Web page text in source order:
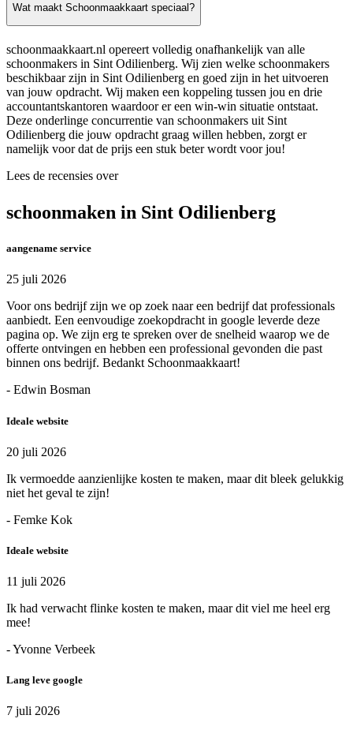
Wat maakt Schoonmaakkaart speciaal?
schoonmaakkaart.nl opereert volledig onafhankelijk van alle
schoonmakers in Sint Odilienberg. Wij zien welke schoonmakers
beschikbaar zijn in Sint Odilienberg en goed zijn in het uitvoeren
van jouw opdracht. Wij maken een koppeling tussen jou en drie
accountantskantoren waardoor er een win-win situatie ontstaat.
Deze onderlinge concurrentie van schoonmakers uit Sint
Odilienberg die jouw opdracht graag willen hebben, zorgt er
namelijk voor dat de prijs een stuk beter wordt voor jou!
Lees de recensies over
schoonmaken in Sint Odilienberg
aangename service
25 juli 2026
Voor ons bedrijf zijn we op zoek naar een bedrijf dat professionals
aanbiedt. Een eenvoudige zoekopdracht in google leverde deze
pagina op. We zijn erg te spreken over de snelheid waarop we de
offerte ontvingen en hebben een professional gevonden die past
binnen ons bedrijf. Bedankt Schoonmaakkaart!
- Edwin Bosman
Ideale website
20 juli 2026
Ik vermoedde aanzienlijke kosten te maken, maar dit bleek gelukkig
niet het geval te zijn!
- Femke Kok
Ideale website
11 juli 2026
Ik had verwacht flinke kosten te maken, maar dit viel me heel erg
mee!
- Yvonne Verbeek
Lang leve google
7 juli 2026